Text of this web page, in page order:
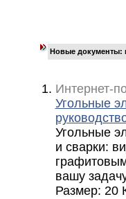
Новые документы:
Интернет-
Угольные
Угольные
и сварки:
вашу
Размер: 20